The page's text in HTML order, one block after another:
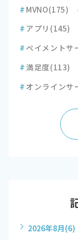
# MVNO(175)
# アプリ (145)
# ペイメントサ
#満足度(113)
# オンラインサ
2026年8月(6)